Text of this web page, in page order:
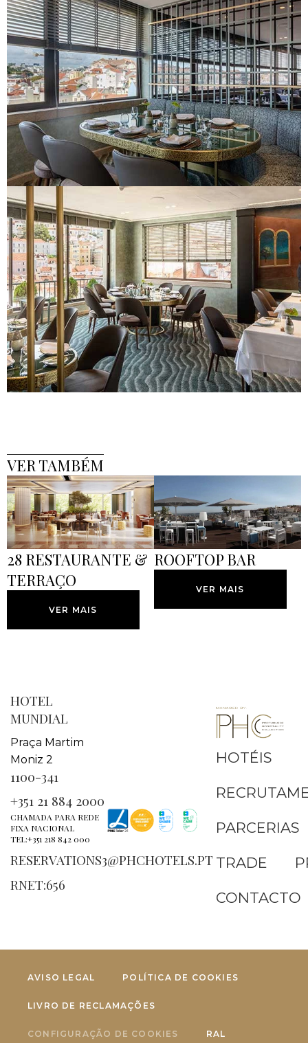
VER TAMBÉM
28 RESTAURANTE &
TERRAÇO
VER MAIS
ROOFTOP BAR
VER MAIS
HOTEL
MUNDIAL
Praça Martim
Moniz 2
1100-341
+351 21 884 2000
CHAMADA PARA REDE
FIXA NACIONAL
TEL:+351 218 842 000
RESERVATIONS3@PHCHOTELS.PT
RNET:656
HOTÉIS
PARCERIAS
TRADE
CONTACTO
AVISO LEGAL POLÍTICA DE COOKIES
LIVRO DE RECLAMAÇÕES
CONFIGURAÇÃO DE COOKIES RAL